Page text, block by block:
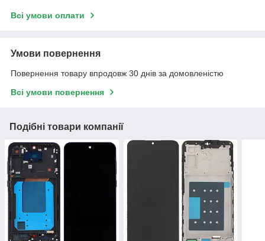
Всі умови оплати
Умови повернення
Повернення товару впродовж 30 днів за домовленістю
Всі умови повернення
Подібні товари компанії